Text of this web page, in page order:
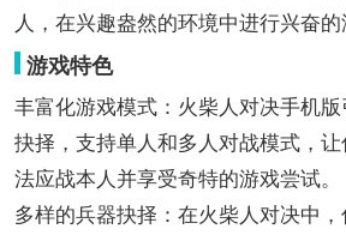
人，在兴趣盎然的环境中进行兴奋的
游戏特色
丰富化游戏模式：火柴人对决手机
抉择，支持单人和多人对战模式，
法应战本人并享受奇特的游戏尝试。
多样的兵器抉择：在火柴人对决中